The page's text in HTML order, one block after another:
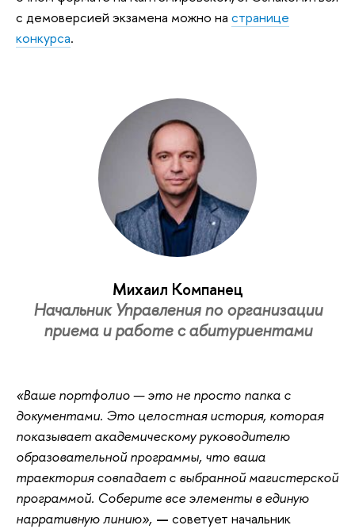
с демоверсией экзамена можно на странице
конкурса.
Михаил Компанец
Начальник Управления по организации
приема и работе с абитуриентами
«Ваше портфолио — это не просто папка с
документами. Это целостная история, которая
показывает академическому руководителю
образовательной программы, что ваша
траектория совпадает с выбранной магистерской
программой. Соберите все элементы в единую
нарративную линию», — советует начальник